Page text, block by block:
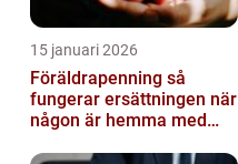
15 januari 2026
Föräldrapenning så
fungerar ersättningen när
någon är hemma med